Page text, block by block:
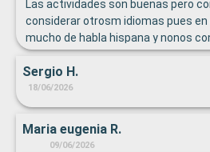
Las actividades son buenas pero
considerar otrosm idiomas pues
mucho de habla hispana y nonos
eso me parece pesimo y falta de
Sergio H.
18/06/2026
Maria eugenia R.
09/06/2026